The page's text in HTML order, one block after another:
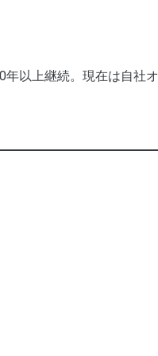
以上継続。現在は自社